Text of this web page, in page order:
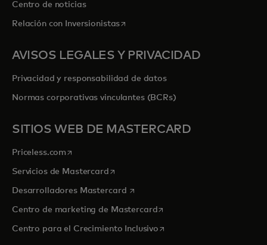
Centro de noticias
Relación con Inversionistasse abre en una pestaña nueva
AVISOS LEGALES Y PRIVACIDAD
Privacidad y responsabilidad de datos
Normas corporativas vinculantes (BCRs)
SITIOS WEB DE MASTERCARD
Priceless.com se abre en una pestaña nueva
Servicios de Mastercardse abre en una pestaña nueva
Desarrolladores Mastercard se abre en una pestaña nueva
Centro de marketing de Mastercardse abre en una pestaña
Centro para el Crecimiento Inclusivose abre en una pestaña